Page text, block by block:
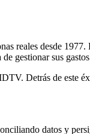
reales desde 1977.
gestionar sus
Detrás de este
datos y